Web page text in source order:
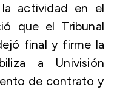
actividad en el
que el Tribunal
final y firme la
a Univisión
de contrato y